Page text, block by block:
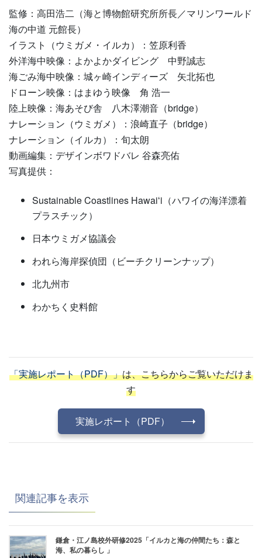
監修：高田浩二（海と博物館研究所所長／マリンワールド
海の中道 元館長）
イラスト（ウミガメ・イルカ）：笠原利香
外洋海中映像：よかよかダイビング 中野誠志
海ごみ海中映像：城ヶ崎インディーズ 矢北拓也
ドローン映像：はまゆう映像 角 浩一
陸上映像：海あそび舎 八木澤潮音（bridge）
ナレーション（ウミガメ）：浪崎直子（bridge）
ナレーション（イルカ）：旬太朗
動画編集：デザインボワドバレ 谷森亮佑
写真提供：
Sustainable Coastlines Hawaiʻi（ハワイの海洋漂着
プラスチック）
日本ウミガメ協議会
われら海岸探偵団（ビーチクリーンナップ）
北九州市
わかちく史料館
「実施レポート（PDF）」は、こちらからご覧いただけま
す
実施レポート（PDF）
関連記事を表示
鎌倉・江ノ島校外研修2025「イルカと海の仲間たち：森と
海、私の暮らし 」